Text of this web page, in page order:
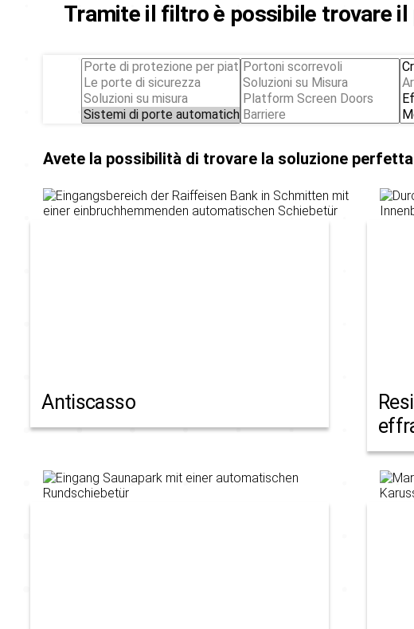
Tramite il filtro è possibile trovare
Avete la possibilità di trovare la soluzione
Antiscasso